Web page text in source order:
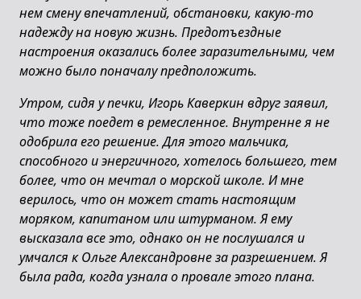
нем смену впечатлений, обстановки, какую-то
надежду на новую жизнь. Предотъездные
настроения оказались более заразительными, чем
можно было поначалу предположить.
Утром, сидя у печки, Игорь Каверкин вдруг заявил,
что тоже поедет в ремесленное. Внутренне я не
одобрила его решение. Для этого мальчика,
способного и энергичного, хотелось большего, тем
более, что он мечтал о морской школе. И мне
верилось, что он может стать настоящим
моряком, капитаном или штурманом. Я ему
высказала все это, однако он не послушался и
умчался к Ольге Александровне за разрешением. Я
была рада, когда узнала о провале этого плана.